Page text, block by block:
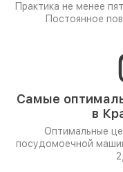
Практика не менее
Постоянное
Самые
в
Оптимальные
посудомоечной